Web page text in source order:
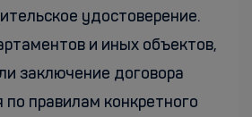
удостоверение.
и иных объектов,
заключение договора
правилам конкретного